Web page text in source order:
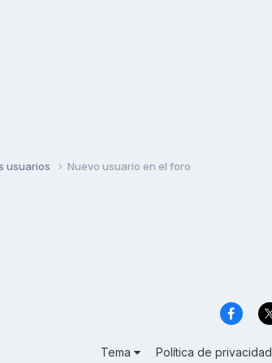
usuarios Nuevo usuario en el foro
Tema Política de privacidad